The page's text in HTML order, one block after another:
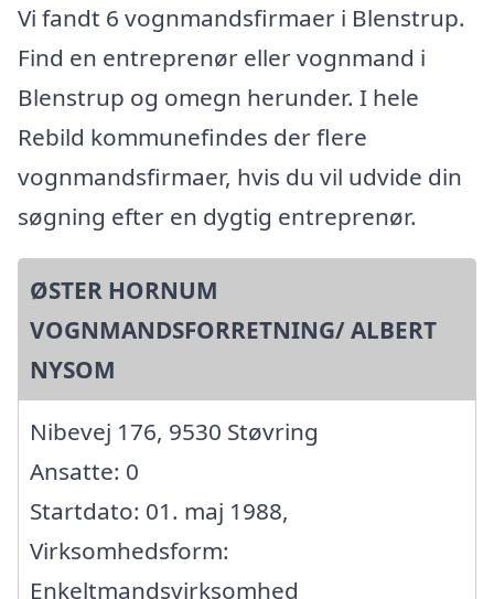
Vi fandt 6 vognmandsfirmaer i Blenstrup.
Find en entreprenør eller vognmand i
Blenstrup og omegn herunder. I hele
Rebild kommunefindes der flere
vognmandsfirmaer, hvis du vil udvide din
søgning efter en dygtig entreprenør.
ØSTER HORNUM
VOGNMANDSFORRETNING/ ALBERT
NYSOM
Nibevej 176, 9530 Støvring
Ansatte: 0
Startdato: 01. maj 1988,
Virksomhedsform:
Enkeltmandsvirksomhed